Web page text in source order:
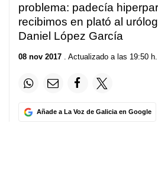
problema: padecía
recibimos en plató al
Daniel López García
08 nov 2017 . Actualizado a las 19:50 h.
Añade a La Voz de Galicia en Google